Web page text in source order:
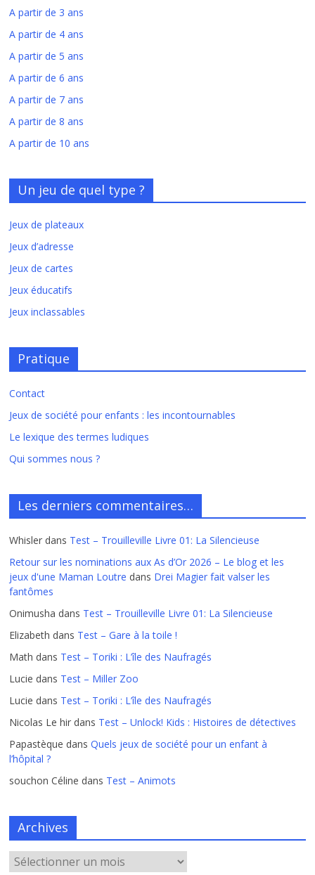
A partir de 3 ans
A partir de 4 ans
A partir de 5 ans
A partir de 6 ans
A partir de 7 ans
A partir de 8 ans
A partir de 10 ans
Un jeu de quel type ?
Jeux de plateaux
Jeux d’adresse
Jeux de cartes
Jeux éducatifs
Jeux inclassables
Pratique
Contact
Jeux de société pour enfants : les incontournables
Le lexique des termes ludiques
Qui sommes nous ?
Les derniers commentaires…
Whisler dans Test – Trouilleville Livre 01: La Silencieuse
Retour sur les nominations aux As d’Or 2026 – Le blog et les
jeux d'une Maman Loutre dans Drei Magier fait valser les
fantômes
Onimusha dans Test – Trouilleville Livre 01: La Silencieuse
Elizabeth dans Test – Gare à la toile !
Math dans Test – Toriki : L’île des Naufragés
Lucie dans Test – Miller Zoo
Lucie dans Test – Toriki : L’île des Naufragés
Nicolas Le hir dans Test – Unlock! Kids : Histoires de détectives
Papastèque dansQuels jeux de société pour un enfant à
l’hôpital ?
souchon Céline dans Test – Animots
Archives